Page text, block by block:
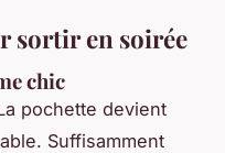
sortir en soirée
chic
pochette devient
Suffisamment